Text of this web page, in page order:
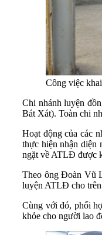
Công việc
Chi nhánh luyện
Bát Xát). Toàn chi
Hoạt động của các
thực hiện nhận diện
ngặt về ATLĐ được
Theo ông Đoàn Vũ
luyện ATLĐ cho trên
Cùng với đó, phối
khỏe cho người lao